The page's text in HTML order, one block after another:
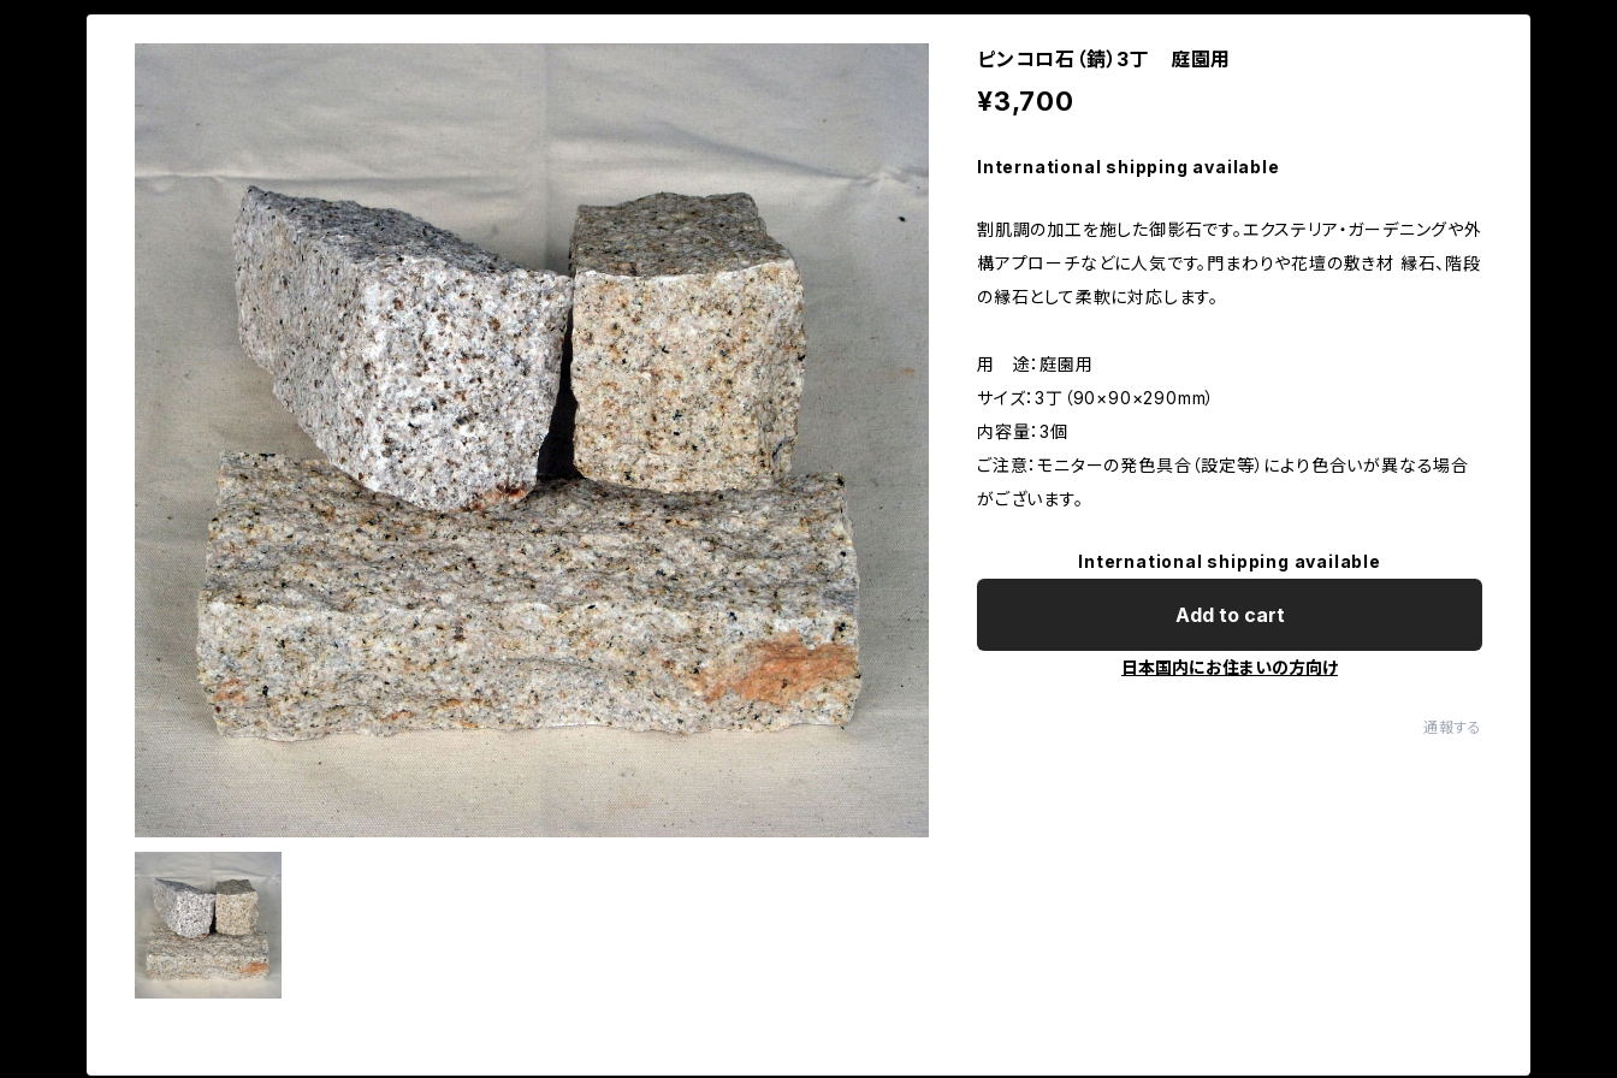
ピンコロ石（錆）3丁 庭園用
¥3,700
International shipping available
割肌調の加工を施した御影石です。エクステリア・ガーデニングや外
構アプローチなどに人気です。門まわりや花壇の敷き材 縁石、階段
の縁石として柔軟に対応します。
用 途：庭園用
サイズ：3丁（90×90×290mm）
内容量：3個
ご注意：モニターの発色具合（設定等）により色合いが異なる場合
がございます。
International shipping available
Add to cart
日本国内にお住まいの方向け
通報する